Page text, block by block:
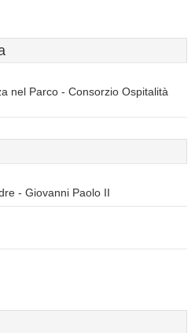
nel Parco - Consorzio Ospitalità
- Giovanni Paolo II